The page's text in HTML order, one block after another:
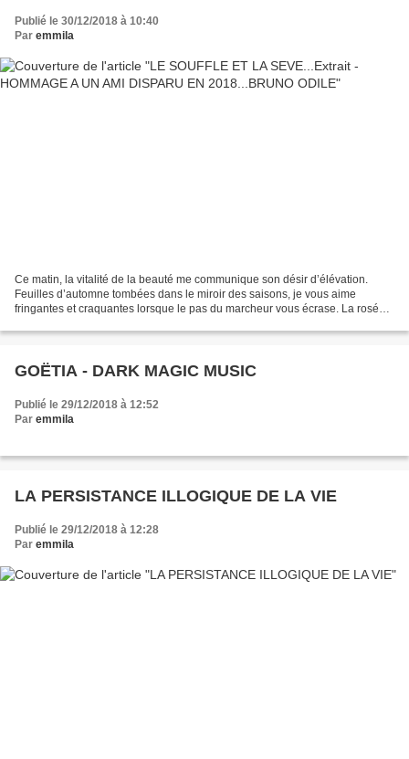
Publié le 30/12/2018 à 10:40
Par emmila
Ce matin, la vitalité de la beauté me communique son désir d’élévation.
Feuilles d’automne tombées dans le miroir des saisons, je vous aime
fringantes et craquantes lorsque le pas du marcheur vous écrase. La rosée
GOËTIA - DARK MAGIC MUSIC
Publié le 29/12/2018 à 12:52
Par emmila
LA PERSISTANCE ILLOGIQUE DE LA VIE
Publié le 29/12/2018 à 12:28
Par emmila